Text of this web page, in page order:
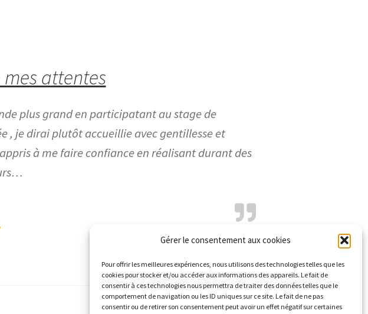
Gérer le consentement aux cookies
Pour offrir les meilleures expériences, nous utilisons des technologies telles que les
cookies pour stocker et/ou accéder aux informations des appareils. Le fait de
consentir à ces technologies nous permettra de traiter des données telles que le
comportement de navigation ou les ID uniques sur ce site. Le fait de ne pas
consentir ou de retirer son consentement peut avoir un effet négatif sur certaines
attentes
plus grand en participatant au stage de
, je dirai plutôt accueillie avec gentillesse et
à me faire confiance en réalisant durant des
au-delà de mes attentes »